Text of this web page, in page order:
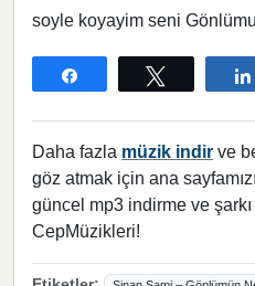
soyle koyayim seni
Daha fazla müzik indir ve
göz atmak için ana
güncel mp3 indirme ve
CepMüzikleri!